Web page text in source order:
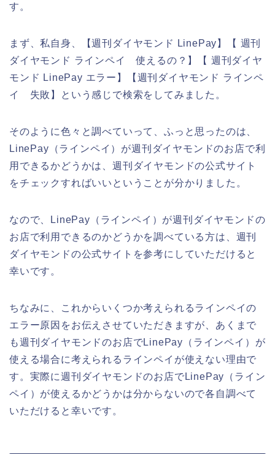
す。
まず、私自身、【週刊ダイヤモンド LinePay】【 週刊
ダイヤモンド ラインペイ 使えるの？】【 週刊ダイヤ
モンド LinePay エラー】【週刊ダイヤモンド ラインペ
イ 失敗】という感じで検索をしてみました。
そのように色々と調べていって、ふっと思ったのは、
LinePay（ラインペイ）が週刊ダイヤモンドのお店で利
用できるかどうかは、週刊ダイヤモンドの公式サイト
をチェックすればいいということが分かりました。
なので、LinePay（ラインペイ）が週刊ダイヤモンドの
お店で利用できるのかどうかを調べている方は、週刊
ダイヤモンドの公式サイトを参考にしていただけると
幸いです。
ちなみに、これからいくつか考えられるラインペイの
エラー原因をお伝えさせていただきますが、あくまで
も週刊ダイヤモンドのお店でLinePay（ラインペイ）が
使える場合に考えられるラインペイが使えない理由で
す。実際に週刊ダイヤモンドのお店でLinePay（ライン
ペイ）が使えるかどうかは分からないので各自調べて
いただけると幸いです。